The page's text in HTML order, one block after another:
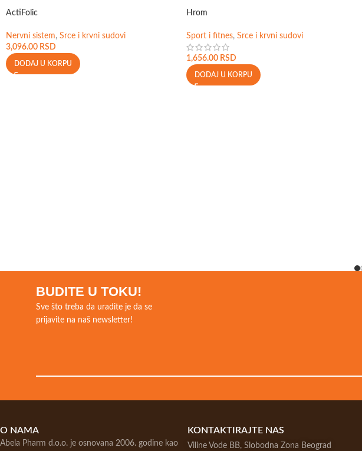
ActiFolic
Nervni sistem, Srce i krvni sudovi
3,096.00 RSD
DODAJ U KORPU
Hrom
Sport i fitnes, Srce i krvni sudovi
1,656.00 RSD
DODAJ U KORPU
BUDITE U TOKU!
Sve što treba da uradite je da se
prijavite na naš newsletter!
O NAMA
Abela Pharm d.o.o. je osnovana 2006. godine kao
KONTAKTIRAJTE NAS
Viline Vode BB, Slobodna Zona Beograd